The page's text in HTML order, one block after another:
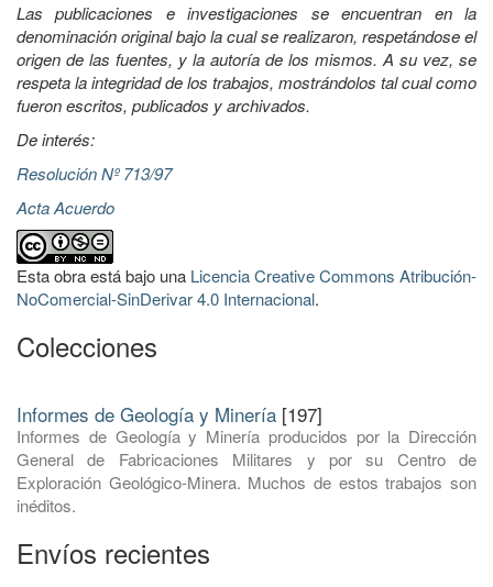
Las publicaciones e investigaciones se encuentran en la
denominación original bajo la cual se realizaron, respetándose el
origen de las fuentes, y la autoría de los mismos. A su vez, se
respeta la integridad de los trabajos, mostrándolos tal cual como
fueron escritos, publicados y archivados.
De interés:
Resolución Nº 713/97
Acta Acuerdo
Esta obra está bajo una Licencia Creative Commons Atribución-
NoComercial-SinDerivar 4.0 Internacional.
Colecciones
Informes de Geología y Minería [197]
Informes de Geología y Minería producidos por la Dirección
General de Fabricaciones Militares y por su Centro de
Exploración Geológico-Minera. Muchos de estos trabajos son
inéditos.
Envíos recientes